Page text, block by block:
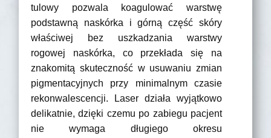
tulowy pozwala koagulować warstwę
podstawną naskórka i górną część skóry
właściwej bez uszkadzania warstwy
rogowej naskórka, co przekłada się na
znakomitą skuteczność w usuwaniu zmian
pigmentacyjnych przy minimalnym czasie
rekonwalescencji. Laser działa wyjątkowo
delikatnie, dzięki czemu po zabiegu pacjent
nie wymaga długiego okresu